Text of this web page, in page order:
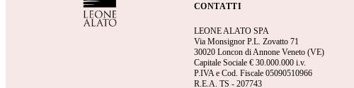
CONTATTI
LEONE ALATO SPA
Via Monsignor P.L. Zovatto 71
30020 Loncon di Annone Veneto (VE)
Capitale Sociale € 30.000.000 i.v.
P.IVA e Cod. Fiscale 05090510966
R.E.A. TS - 207743